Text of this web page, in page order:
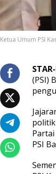
Ketua Umum PSI
(PSI)
PSI